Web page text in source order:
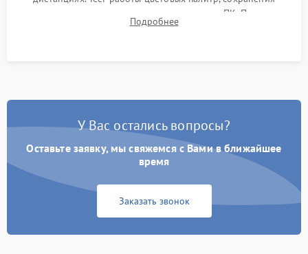
термограмм в память и передачи данных на ПК. Проверка
автономности работы и итоговый контроль качества.
Подробнее
У Вас остались вопросы?
Оставьте заявку, мы свяжемся с Вами в ближайшее
время
Заказать звонок